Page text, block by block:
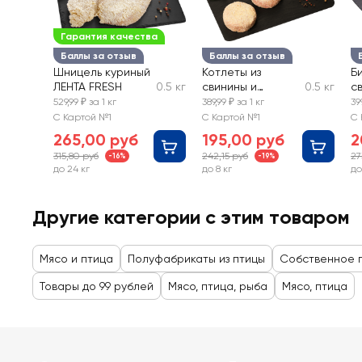
Гарантия качества
Баллы за отзыв
Шницель куриный
ЛЕНТА FRESH
0.5 кг
529,99 ₽ за 1 кг
С Картой №1
265,00 руб
315,80 руб -16%
до 24 кг
Баллы за отзыв
Котлеты из
свинины и
говядины
Домашние ЛЕНТА
0.5 кг
389,99 ₽ за 1 кг
С Картой №1
195,00 руб
242,15 руб -19%
до 8 кг
С
Другие категории с этим товаром
Мясо и птица Полуфабрикаты из птицы Собственное
Товары до 99 рублей Мясо, птица, рыба Мясо, птица